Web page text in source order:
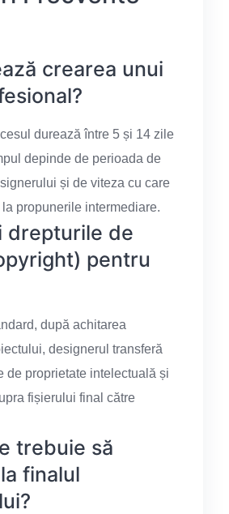
crearea unui
durează între 5 și 14 zile
depinde de perioada de
și de viteza cu care
propunerile intermediare.
drepturile de
pentru
după achitarea
designerul transferă
de proprietate intelectuală și
fișierului final către
trebuie să
finalul